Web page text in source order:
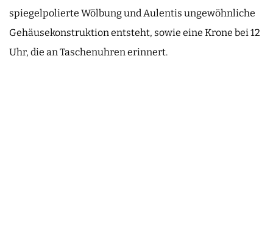
spiegelpolierte Wölbung und Aulentis ungewöhnliche
Gehäusekonstruktion entsteht, sowie eine Krone bei 12
Uhr, die an Taschenuhren erinnert.